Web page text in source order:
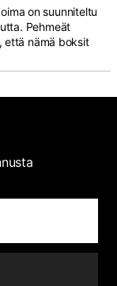
on suunniteltu
Pehmeät
että nämä boksit